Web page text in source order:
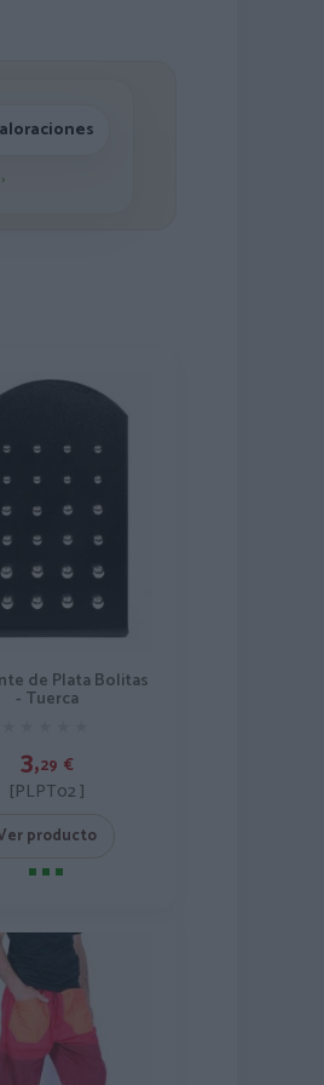
›
de Plata Bolitas
- Tuerca
3,29 €
[PLPT02 ]
producto